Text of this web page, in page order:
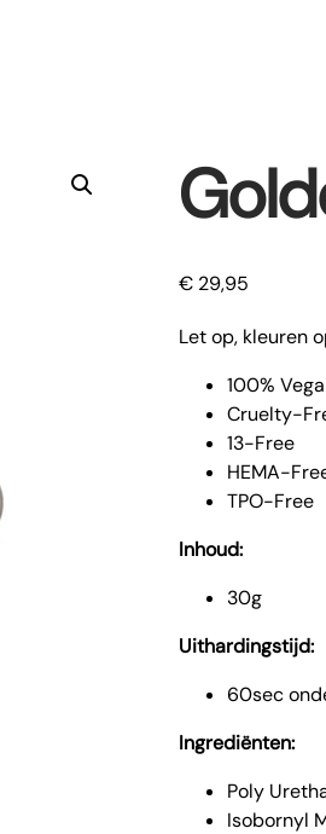
€ 29,95
Let op, kleuren
100%
Cruelty-
13-Free
HEMA-
TPO-Free
Inhoud:
30g
Uithardingstijd:
60sec
Ingrediënten:
Poly
Isobornyl